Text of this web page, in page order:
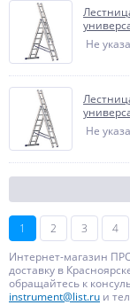
Не
Не
1 2 3 4
Интернет-магазин
доставку в
обращайтесь к
instrument@list.ru и